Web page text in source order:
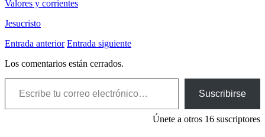
Valores y corrientes
Jesucristo
Entrada anterior Entrada siguiente
Los comentarios están cerrados.
Escribe tu correo electrónico…
Suscribirse
Únete a otros 16 suscriptores